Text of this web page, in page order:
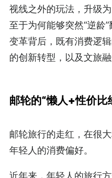
视线之外的玩法，升级
至于为何能够突然“逆龄
变革背后，既有消费逻
的创新转型，以及文旅
邮轮的“懒人+性价比
邮轮旅行的走红，在很
年轻人的消费偏好。
近年来，年轻人的旅行